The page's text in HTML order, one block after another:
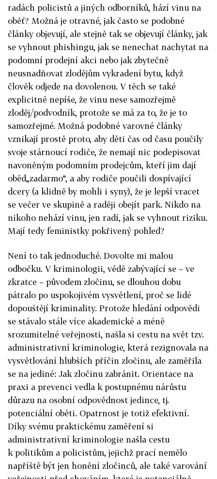
radách policistů a jiných odborníků, hází vinu na
oběť? Možná je otravné, jak často se podobné
články objevují, ale stejně tak se objevují články, jak
se vyhnout phishingu, jak se nenechat nachytat na
podomní prodejní akci nebo jak zbytečně
neusnadňovat zlodějům vykradení bytu, když
člověk odjede na dovolenou. V těch se také
explicitně nepíše, že vinu nese samozřejmě
zloděj/podvodník, protože se má za to, že je to
samozřejmé. Možná podobné varovné články
vznikají prostě proto, aby děti čas od času poučily
svoje stárnoucí rodiče, že nemají nic podepisovat
navoněným podomním prodejcům, kteří jim dají
oběd„zadarmo“, a aby rodiče poučili dospívající
dcery (a klidně by mohli i syny), že je lepší vracet
se večer ve skupině a raději obejít park. Nikdo na
nikoho nehází vinu, jen radí, jak se vyhnout riziku.
Mají tedy feministky pokřivený pohled?
Není to tak jednoduché. Dovolte mi malou
odbočku. V kriminologii, vědě zabývající se – ve
zkratce – původem zločinu, se dlouhou dobu
pátralo po uspokojivém vysvětlení, proč se lidé
dopouštějí kriminality. Protože hledání odpovědi
se stávalo stále více akademické a méně
srozumitelné veřejnosti, našla si cestu na svět tzv.
administrativní kriminologie, která rezignovala na
vysvětlování hlubších příčin zločinu, ale zaměřila
se na jediné: Jak zločinu zabránit. Orientace na
praxi a prevenci vedla k postupnému nárůstu
důrazu na osobní odpovědnost jedince, tj.
potenciální oběti. Opatrnost je totiž efektivní.
Díky svému praktickému zaměření si
administrativní kriminologie našla cestu
k politikům a policistům, jejichž prací nemělo
napříště být jen honění zločinců, ale také varování